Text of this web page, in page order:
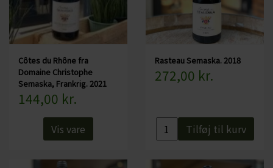
Côtes du Rhône fra
Domaine Christophe
Semaska, Frankrig. 2021
144,00 kr.
Vis vare
Rasteau Semaska. 2018
272,00 kr.
Tilføj til kurv